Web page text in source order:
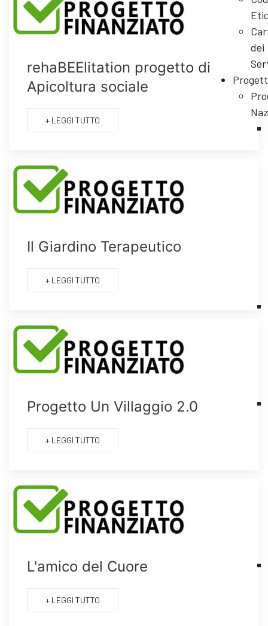
dei
rehaBEElitation progetto di
Apicoltura sociale
+ LEGGI TUTTO
Il Giardino Terapeutico
+ LEGGI TUTTO
Progetto Un Villaggio 2.0
+ LEGGI TUTTO
L'amico del Cuore
+ LEGGI TUTTO